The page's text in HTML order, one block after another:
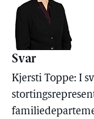
Svar
Kjersti Toppe: I